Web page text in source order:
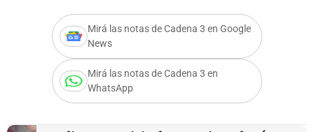
Mirá las notas de Cadena 3 en Google
News
Mirá las notas de Cadena 3 en
WhatsApp